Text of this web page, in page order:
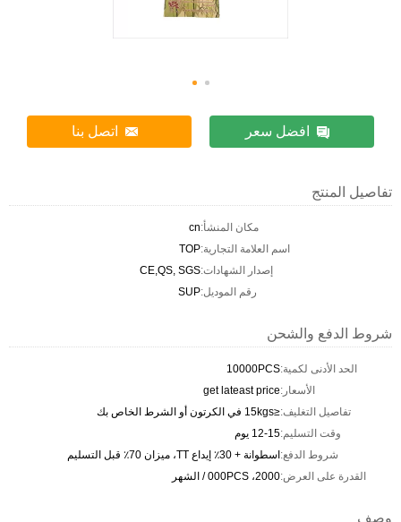
افضل سعر اتصل بنا
تفاصيل المنتج
مكان المنشأ:cn
اسم العلامة التجارية:TOP
إصدار الشهادات:CE,QS, SGS
رقم الموديل:SUP
شروط الدفع والشحن
الحد الأدنى لكمية:10000PCS
الأسعار:get lateast price
تفاصيل التغليف:≤15kgs في الكرتون أو الشرط الخاص بك
وقت التسليم:12-15 يوم
شروط الدفع:اسطوانة + 30٪ إيداع TT، ميزان 70٪ قبل التسليم
القدرة على العرض:2000، 000PCS / الشهر
وصف